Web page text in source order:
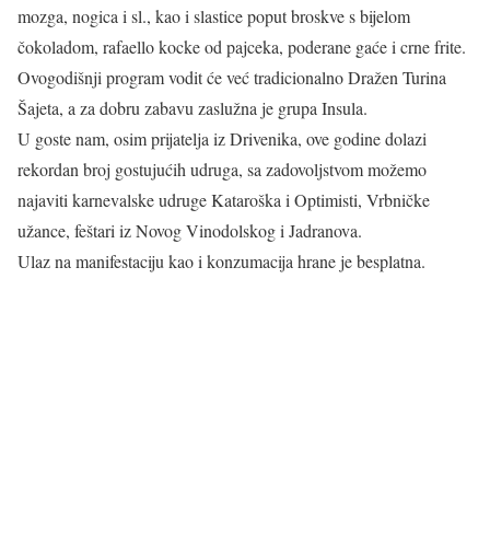
mozga, nogica i sl., kao i slastice poput broskve s bijelom
čokoladom, rafaello kocke od pajceka, poderane gaće i crne frite.
Ovogodišnji program vodit će već tradicionalno Dražen Turina
Šajeta, a za dobru zabavu zaslužna je grupa Insula.
U goste nam, osim prijatelja iz Drivenika, ove godine dolazi
rekordan broj gostujućih udruga, sa zadovoljstvom možemo
najaviti karnevalske udruge Kataroška i Optimisti, Vrbničke
užance, feštari iz Novog Vinodolskog i Jadranova.
Ulaz na manifestaciju kao i konzumacija hrane je besplatna.